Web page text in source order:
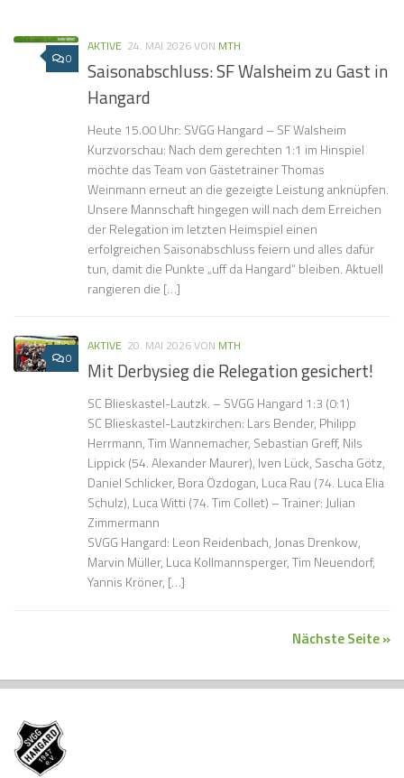
0
AKTIVE 24. MAI 2026VON MTH
Saisonabschluss: SF Walsheim zu Gast in
Hangard
Heute 15.00 Uhr: SVGG Hangard – SF Walsheim
Kurzvorschau: Nach dem gerechten 1:1 im Hinspiel
möchte das Team von Gästetrainer Thomas
Weinmann erneut an die gezeigte Leistung anknüpfen.
Unsere Mannschaft hingegen will nach dem Erreichen
der Relegation im letzten Heimspiel einen
erfolgreichen Saisonabschluss feiern und alles dafür
tun, damit die Punkte „uff da Hangard“ bleiben. Aktuell
rangieren die […]
0
AKTIVE 20. MAI 2026VON MTH
Mit Derbysieg die Relegation gesichert!
SC Blieskastel-Lautzk. – SVGG Hangard 1:3 (0:1)
SC Blieskastel-Lautzkirchen: Lars Bender, Philipp
Herrmann, Tim Wannemacher, Sebastian Greff, Nils
Lippick (54. Alexander Maurer), Iven Lück, Sascha Götz,
Daniel Schlicker, Bora Özdogan, Luca Rau (74. Luca Elia
Schulz), Luca Witti (74. Tim Collet) – Trainer: Julian
Zimmermann
SVGG Hangard: Leon Reidenbach, Jonas Drenkow,
Marvin Müller, Luca Kollmannsperger, Tim Neuendorf,
Yannis Kröner, […]
Nächste Seite »